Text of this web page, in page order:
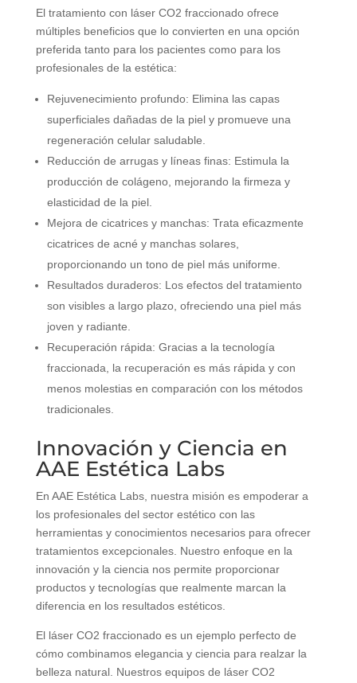
El tratamiento con láser CO2 fraccionado ofrece
múltiples beneficios que lo convierten en una opción
preferida tanto para los pacientes como para los
profesionales de la estética:
Rejuvenecimiento profundo: Elimina las capas
superficiales dañadas de la piel y promueve una
regeneración celular saludable.
Reducción de arrugas y líneas finas: Estimula la
producción de colágeno, mejorando la firmeza y
elasticidad de la piel.
Mejora de cicatrices y manchas: Trata eficazmente
cicatrices de acné y manchas solares,
proporcionando un tono de piel más uniforme.
Resultados duraderos: Los efectos del tratamiento
son visibles a largo plazo, ofreciendo una piel más
joven y radiante.
Recuperación rápida: Gracias a la tecnología
fraccionada, la recuperación es más rápida y con
menos molestias en comparación con los métodos
tradicionales.
Innovación y Ciencia en
AAE Estética Labs
En AAE Estética Labs, nuestra misión es empoderar a
los profesionales del sector estético con las
herramientas y conocimientos necesarios para ofrecer
tratamientos excepcionales. Nuestro enfoque en la
innovación y la ciencia nos permite proporcionar
productos y tecnologías que realmente marcan la
diferencia en los resultados estéticos.
El láser CO2 fraccionado es un ejemplo perfecto de
cómo combinamos elegancia y ciencia para realzar la
belleza natural. Nuestros equipos de láser CO2